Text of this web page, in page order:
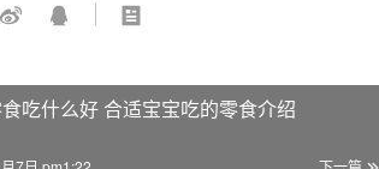
吃什么好 合适宝宝吃的零食介绍